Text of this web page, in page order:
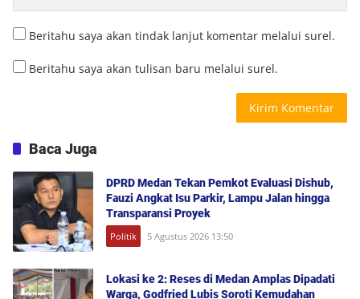
Beritahu saya akan tindak lanjut komentar melalui surel.
Beritahu saya akan tulisan baru melalui surel.
Baca Juga
DPRD Medan Tekan Pemkot Evaluasi Dishub,
Fauzi Angkat Isu Parkir, Lampu Jalan hingga
Transparansi Proyek
Politik 5 Agustus 2026 13:50
Lokasi ke 2: Reses di Medan Amplas Dipadati
Warga, Godfried Lubis Soroti Kemudahan